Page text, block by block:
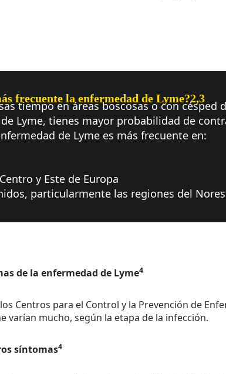
frecuente la enfermedad de Lyme?2,3
tiempo en áreas boscosas o con
Lyme, tienes mayor probabilidad de
de Lyme es más frecuente en:
y Este de Europa
particularmente las regiones del
de la enfermedad de Lyme4
Centros para el Control y la Prevención de
varían mucho, según la etapa de la infección.
síntomas4